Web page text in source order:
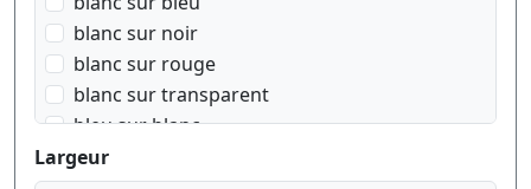
blanc sur noir
blanc sur rouge
blanc sur transparent
bleu sur blanc
bleu sur transparent
Largeur